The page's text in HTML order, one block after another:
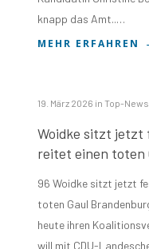
knapp das Amt..…
MEHR ERFAHREN
19. März 2026 inTop-News
Woidke sitzt jetzt
reitet einen toten
96 Woidke sitzt jetzt
toten Gaul
heute ihren
will mit CDU-